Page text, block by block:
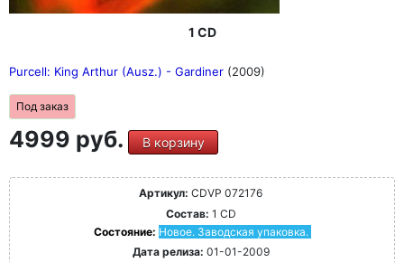
1 CD
Purcell: King Arthur (Ausz.) - Gardiner (2009)
Под заказ
4999 руб. В корзину
Артикул: CDVP 072176
Состав: 1 CD
Состояние: Новое. Заводская упаковка.
Дата релиза: 01-01-2009